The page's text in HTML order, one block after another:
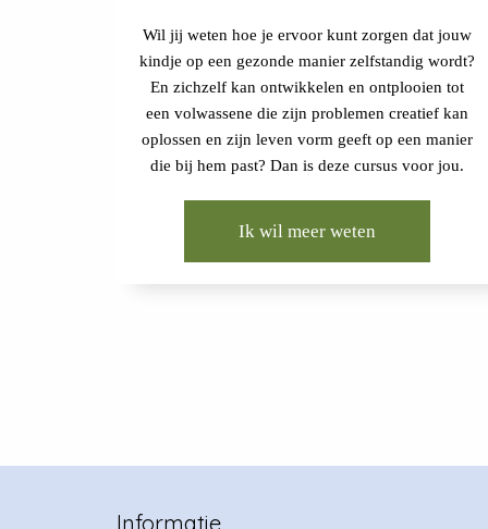
Wil jij weten hoe je ervoor kunt zorgen dat jouw
kindje op een gezonde manier zelfstandig wordt?
En zichzelf kan ontwikkelen en ontplooien tot
een volwassene die zijn problemen creatief kan
oplossen en zijn leven vorm geeft op een manier
die bij hem past? Dan is deze cursus voor jou.
Ik wil meer weten
Informatie